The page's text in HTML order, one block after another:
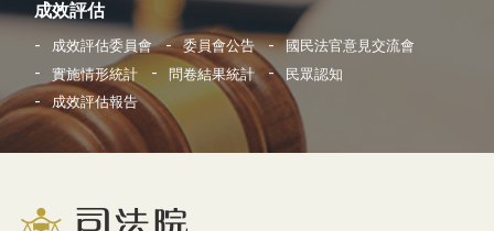
成效評估
成效評估委員會 委員會公告
國民法官意見交流會
實施情形統計
問卷結果統計
民眾認知
成效評估報告